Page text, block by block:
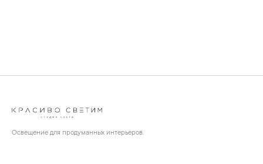
Освещение для продуманных интерьеров.